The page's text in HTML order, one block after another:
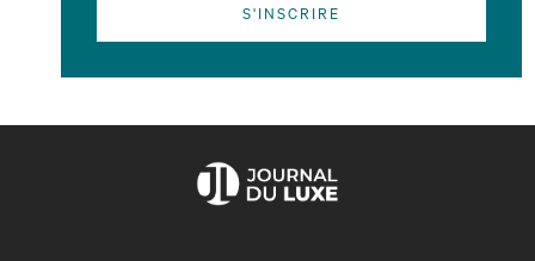
S'INSCRIRE